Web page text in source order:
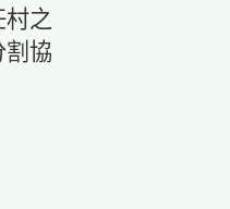
村之
割協